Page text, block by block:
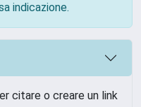
indicazione.
citare o creare un link